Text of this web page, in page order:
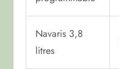
Navaris 3,8
litres